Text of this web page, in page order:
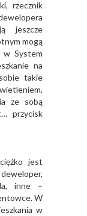
rzecznik
jeszcze
mogą
w System
na
takie
ze sobą
przycisk
jest
inne –
W
w